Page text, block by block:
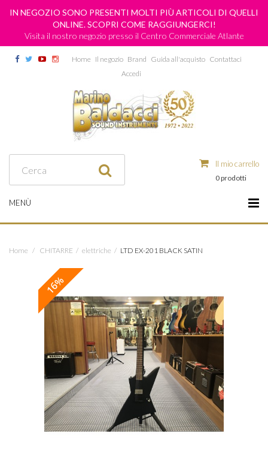
IN NEGOZIO SONO PRESENTI MOLTI PIÙ ARTICOLI DI QUELLI
ONLINE. SCOPRI COME RAGGIUNGERCI!
Visita il nostro negozio presso il Centro Commerciale Atlante
Home Il negozio Brand Guida all'acquisto Contattaci
Accedi
Il mio carrello
0 prodotti
MENÙ
Home / CHITARRE / elettriche / LTD EX-201 BLACK SATIN
16%